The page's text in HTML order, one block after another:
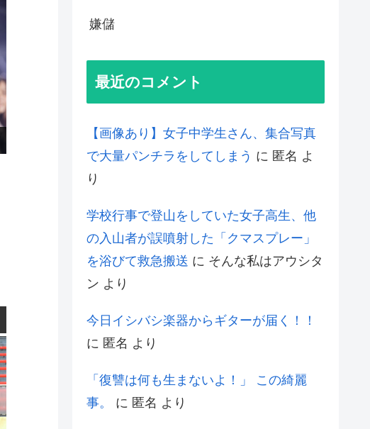
嫌儲
最近のコメント
【画像あり】女子中学生さん、集合写真
で大量パンチラをしてしまう に 匿名 よ
り
学校行事で登山をしていた女子高生、他
の入山者が誤噴射した「クマスプレー」
を浴びて救急搬送 に そんな私はアウシタ
ン より
今日イシバシ楽器からギターが届く！！
に 匿名 より
「復讐は何も生まないよ！」 この綺麗
事。
に 匿名 より